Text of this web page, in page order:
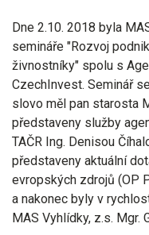
Dne 2.10. 2018 byla
semináře "Rozvoj
živnostníky" spolu s
CzechInvest. Seminář
slovo měl pan starosta
představeny služby
TAČR Ing. Denisou
představeny aktuální
evropských zdrojů (OP
a nakonec byly v
MAS Vyhlídky, z.s. Mgr.